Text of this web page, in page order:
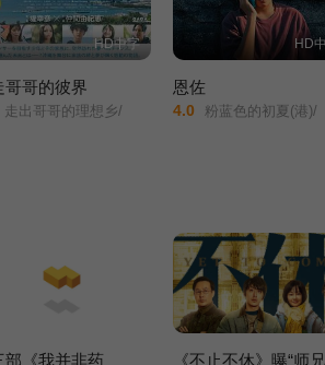
HD中字
哥哥的彼界
走出哥哥的理想乡/
HD
恩佐
4.0 粉蓝色的初夏(港)/
部《我并非药 《不止不休》曝“师